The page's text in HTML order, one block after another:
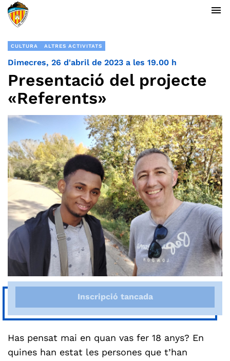
menu
CULTURA ALTRES ACTIVITATS
Dimecres, 26 d'abril de 2023 a les 19.00 h
Presentació del projecte
«Referents»
Inscripció tancada
Has pensat mai en quan vas fer 18 anys? En
quines han estat les persones que t’han